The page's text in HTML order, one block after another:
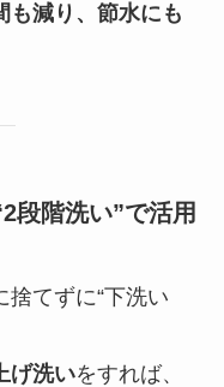
も減り、節水にも
段階洗い”で活用
てずに“下洗い
げ洗いをすれば、